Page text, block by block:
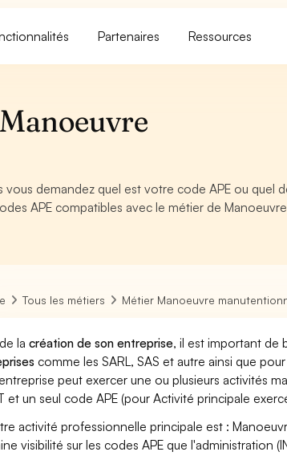
Partenaires Ressources
demandez quel est votre code APE ou quel
APE compatibles avec le métier de
Tous les métiers Métier Manoeuvre
lacréation de son entreprise, il est important de
comme les SARL, SAS et autre ainsi que
peut exercer une ou plusieurs activités
et un seul code APE (pour Activité principale
activité professionnelle principale est :
visibilité sur les codes APE que l'administration